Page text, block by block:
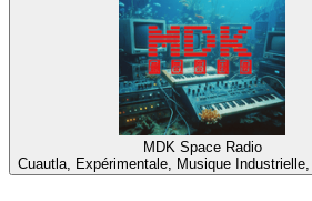
MDK Space Radio
Cuautla, Expérimentale, Musique